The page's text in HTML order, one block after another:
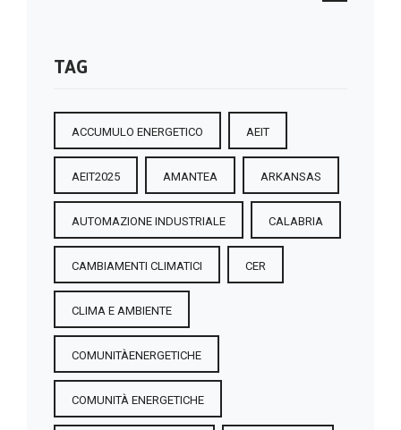
TAG
ACCUMULO ENERGETICO AEIT
AEIT2025 AMANTEA ARKANSAS
AUTOMAZIONE INDUSTRIALE CALABRIA
CAMBIAMENTI CLIMATICI CER
CLIMA E AMBIENTE
COMUNITÀENERGETICHE
COMUNITÀ ENERGETICHE